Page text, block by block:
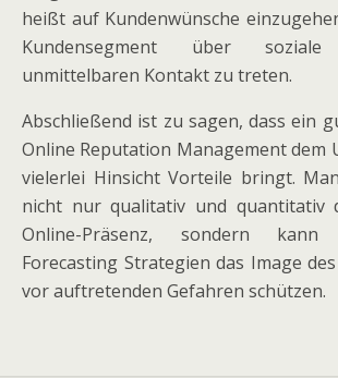
heißt auf Kundenwünsche
Kundensegment über
unmittelbaren Kontakt zu treten.
Abschließend ist zu sagen, dass ein
Online Reputation Management dem
vielerlei Hinsicht Vorteile bringt.
nicht nur qualitativ und quantitativ
Online-Präsenz, sondern
Forecasting Strategien das Image
vor auftretenden Gefahren schützen.